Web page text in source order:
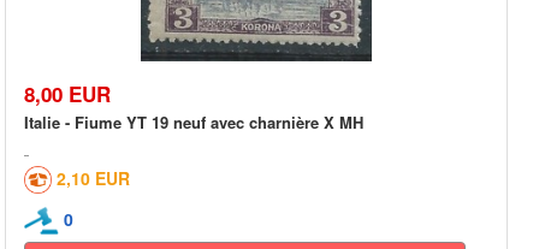
8,00 EUR
Italie - Fiume YT 19 neuf avec charnière X MH
2,10 EUR
0